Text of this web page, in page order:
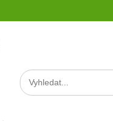
Search
for: